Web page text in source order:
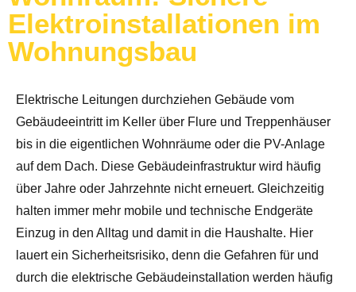
Elektroinstallationen im
Wohnungsbau
Elektrische Leitungen durchziehen Gebäude vom
Gebäudeeintritt im Keller über Flure und Treppenhäuser
bis in die eigentlichen Wohnräume oder die PV-Anlage
auf dem Dach. Diese Gebäudeinfrastruktur wird häufig
über Jahre oder Jahrzehnte nicht erneuert. Gleichzeitig
halten immer mehr mobile und technische Endgeräte
Einzug in den Alltag und damit in die Haushalte. Hier
lauert ein Sicherheitsrisiko, denn die Gefahren für und
durch die elektrische Gebäudeinstallation werden häufig